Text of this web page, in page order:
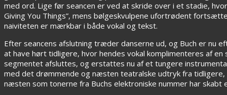
med ord. Lige før seancen er ved at skride over i et stadie,
Giving You Things”, mens bølgeskvulpene ufortrødent
naiviteten er mærkbar i både vokal og tekst.
Efter seancens afslutning træder danserne ud, og Buch er nu
at have hørt tidligere, hvor hendes vokal komplimenteres af
segmentet afsluttes, og erstattes nu af et tungere
med det drømmende og næsten teatralske udtryk fra
næsten som tonerne fra Buchs elektroniske nummer har skabt